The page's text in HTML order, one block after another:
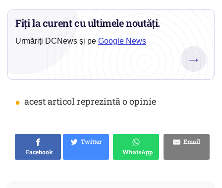
Fiți la curent cu ultimele noutăți.
Urmăriți DCNews și pe Google News
→
• acest articol reprezintă o opinie
Facebook
Twitter
WhatsApp
Email